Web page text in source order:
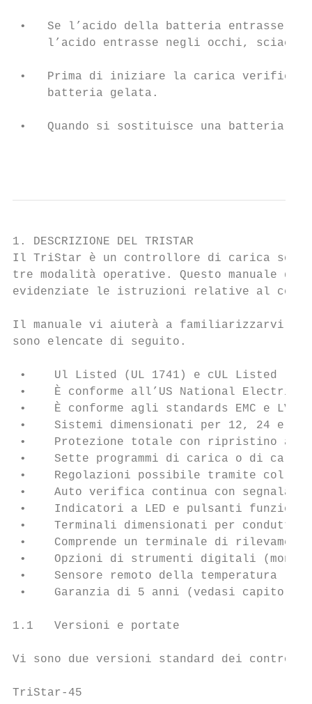
•   Se l’acido della batteria entrasse a
l’acido entrasse negli occhi,
•   Prima di iniziare la carica
     batteria gelata.
•   Quando si sostituisce una batteria
1. DESCRIZIONE DEL TRISTAR
Il TriStar è un controllore di carica solare
tre modalità operative. Questo manuale
evidenziate le istruzioni relative al
Il manuale vi aiuterà a familiarizzarvi
sono elencate di seguito.
•    Ul Listed (UL 1741) e cUL Listed
•    È conforme all’US National Electric
•    È conforme agli standards EMC e LVD
•    Sistemi dimensionati per 12, 24 e 48
•    Protezione totale con ripristino
•    Sette programmi di carica o di
•    Regolazioni possibile tramite
•    Auto verifica continua con
•    Indicatori a LED e pulsanti funzione.
•    Terminali dimensionati per conduttori
•    Comprende un terminale di
•    Opzioni di strumenti digitali
•    Sensore remoto della temperatura
•    Garanzia di 5 anni (vedasi capitolo
1.1   Versioni e portate
Vi sono due versioni standard dei
TriStar-45